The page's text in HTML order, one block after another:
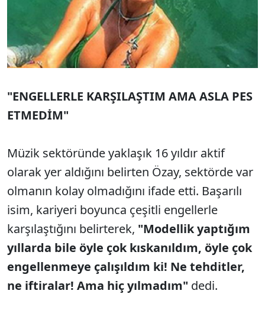
"ENGELLERLE KARŞILAŞTIM AMA ASLA PES
ETMEDİM"
Müzik sektöründe yaklaşık 16 yıldır aktif
olarak yer aldığını belirten Özay, sektörde var
olmanın kolay olmadığını ifade etti. Başarılı
isim, kariyeri boyunca çeşitli engellerle
karşılaştığını belirterek, "Modellik yaptığım
yıllarda bile öyle çok kıskanıldım, öyle çok
engellenmeye çalışıldım ki! Ne tehditler,
ne iftiralar! Ama hiç yılmadım" dedi.